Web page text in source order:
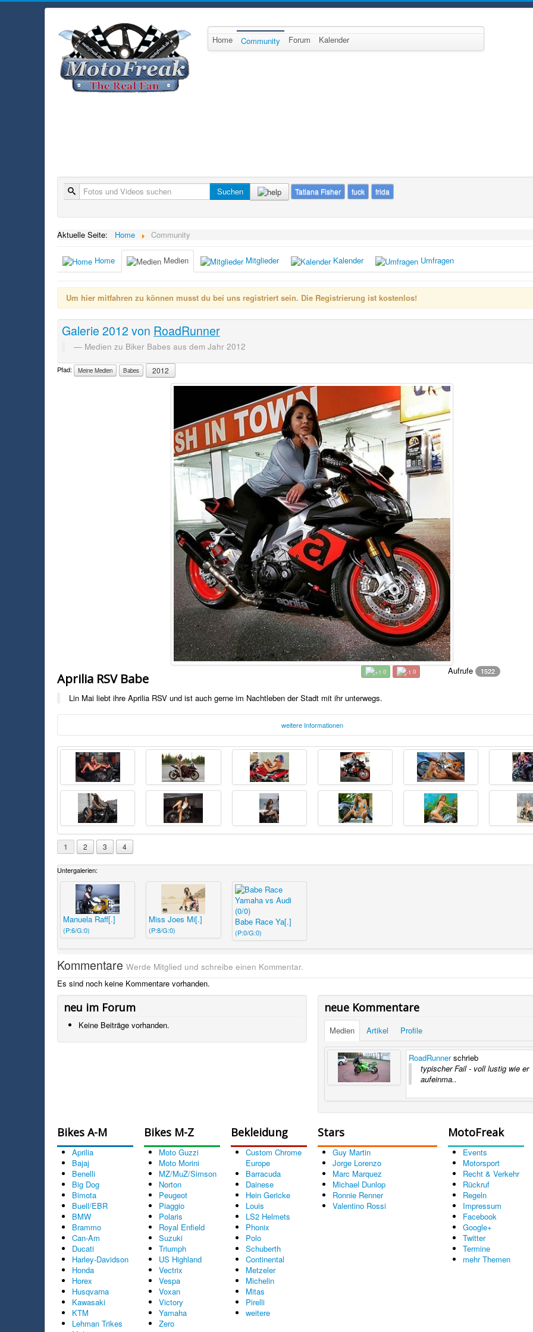
Home Community Forum Kalender
Suche Suchen Tatiana Fisher fuck frida
Aktuelle Seite: Home Community
Home Medien Mitglieder Kalender Umfragen
Um hier mitfahren zu können musst du bei uns registriert sein. Die Registrierung ist kostenlos!
Galerie 2012 von RoadRunner
Medien zu Biker Babes aus dem Jahr 2012
Pfad: Meine Medien Babes 2012
Aprilia RSV Babe 0 0 Aufrufe 1522
Lin Mai liebt ihre Aprilia RSV und ist auch gerne im Nachtleben der Stadt mit ihr unterwegs.
weitere Informationen
Foto:Unbekannt
Mittwoch, 07. Juni 2017 10:43
Lin Mai liebt ihre Aprilia RSV und ist auch gerne im Nachtleben der Stadt mit ihr unterwegs.
1 2 3 4
Untergalerien:
Manuela Raff[.]
(P:6/G:0)
Miss Joes Mi[.]
(P:8/G:0)
Babe Race Ya[.]
(P:0/G:0)
Kommentare Werde Mitglied und schreibe einen Kommentar.
Es sind noch keine Kommentare vorhanden.
neu im Forum
Keine Beiträge vorhanden.
neue Kommentare
Medien Artikel Profile
RoadRunnerschrieb
typischer Fail - voll lustig wie er
aufeinma..
Bikes A-M
Aprilia
Bajaj
Benelli
Big Dog
Bimota
Buell/EBR
BMW
Brammo
Can-Am
Ducati
Harley-Davidson
Honda
Horex
Husqvarna
Kawasaki
KTM
Lehman Trikes
Bikes M-Z
Moto Guzzi
Moto Morini
MZ/MuZ/Simson
Norton
Peugeot
Piaggio
Polaris
Royal Enfield
Suzuki
Triumph
US Highland
Vectrix
Vespa
Voxan
Victory
Yamaha
Zero
Bekleidung
Custom Chrome
Europe
Barracuda
Dainese
Hein Gericke
Louis
LS2 Helmets
Phonix
Polo
Schuberth
Continental
Metzeler
Michelin
Mitas
Pirelli
weitere
Stars
Guy Martin
Jorge Lorenzo
Marc Marquez
Michael Dunlop
Ronnie Renner
Valentino Rossi
MotoFreak
Events
Motorsport
Recht & Verkehr
Rückruf
Regeln
Impressum
Facebook
Google+
Twitter
Termine
mehr Themen